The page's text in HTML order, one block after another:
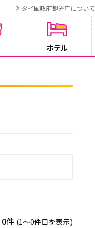
タイ国政府観光庁について
ホテル
0件 (1〜0件目を表示)